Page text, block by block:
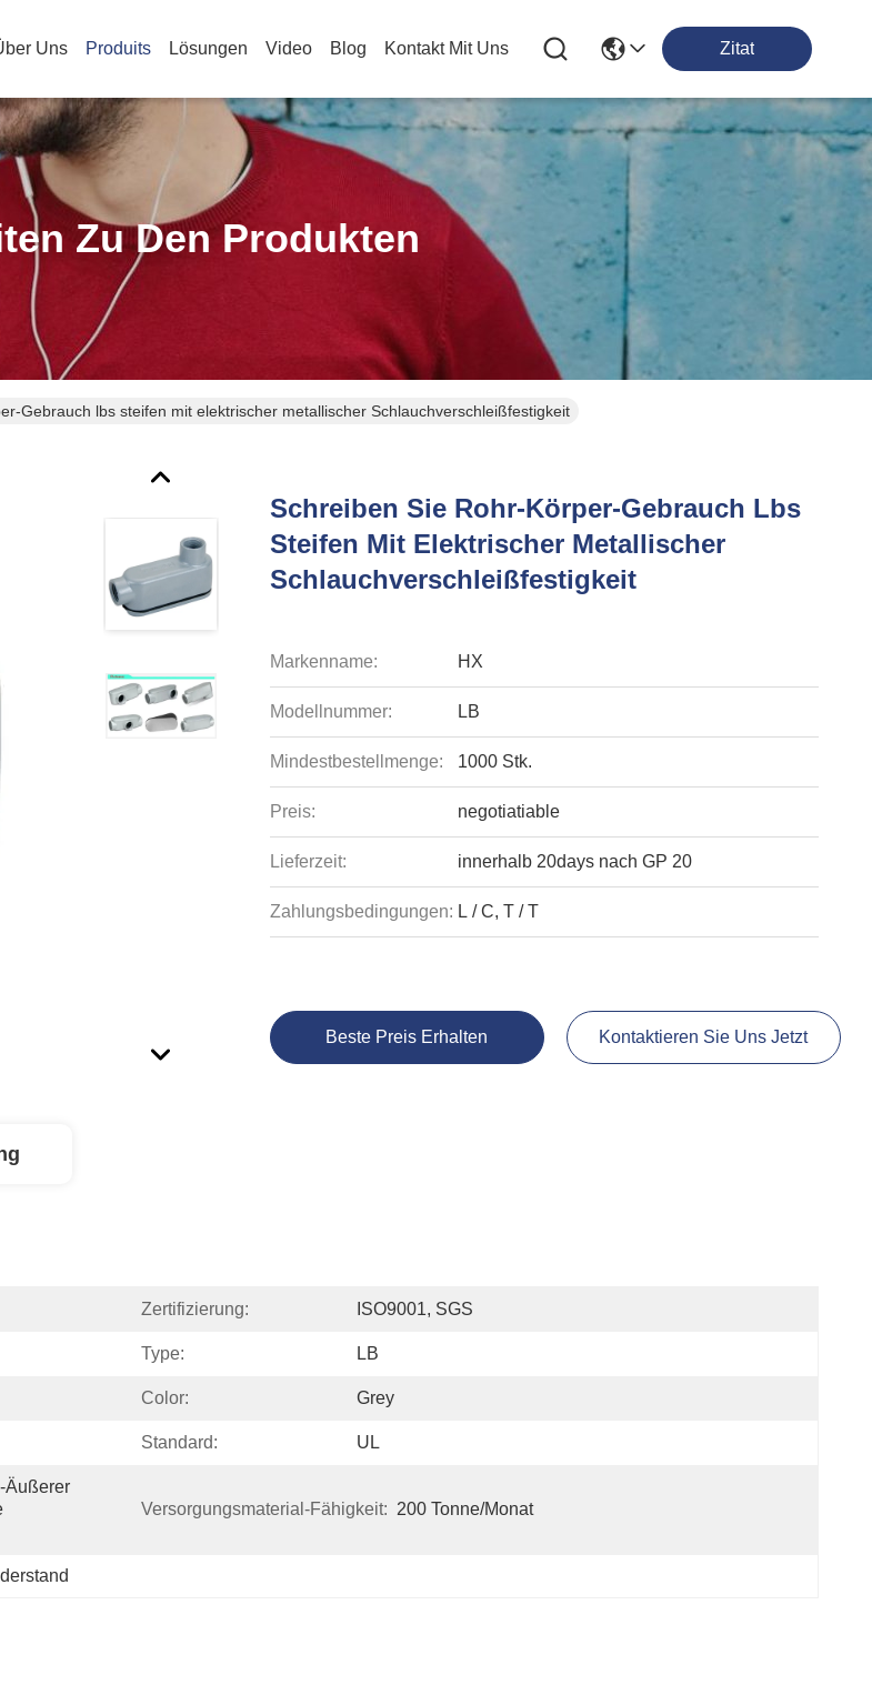
Uns Produits Lösungen Video Blog Kontakt Mit Uns Zitat
Zu Den Produkten
Gebrauch lbs steifen mit elektrischer metallischer Schlauchverschleißfestigkeit
Schreiben Sie Rohr-Körper-Gebrauch Lbs
Steifen Mit Elektrischer Metallischer
Schlauchverschleißfestigkeit
Markenname: HX
Modellnummer: LB
Mindestbestellmenge: 1000 Stk.
Preis: negotiatiable
Lieferzeit: innerhalb 20days nach GP 20
Zahlungsbedingungen: L / C, T / T
Beste Preis Erhalten Kontaktieren Sie Uns Jetzt
Zertifizierung: ISO9001, SGS
Type: LB
Color: Grey
Standard: UL
Äußerer
Versorgungsmaterial-Fähigkeit: 200 Tonne/Monat